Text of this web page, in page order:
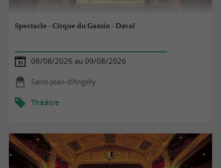
Spectacle - Cirque du Gamin - Davaï
08/08/2026 au 09/08/2026
Saint-Jean-d'Angély
Théâtre